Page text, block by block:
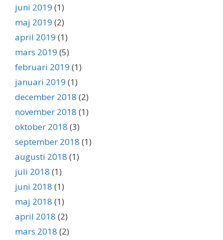
juni 2019 (1)
maj 2019 (2)
april 2019 (1)
mars 2019 (5)
februari 2019 (1)
januari 2019 (1)
december 2018 (2)
november 2018 (1)
oktober 2018 (3)
september 2018 (1)
augusti 2018 (1)
juli 2018 (1)
juni 2018 (1)
maj 2018 (1)
april 2018 (2)
mars 2018 (2)